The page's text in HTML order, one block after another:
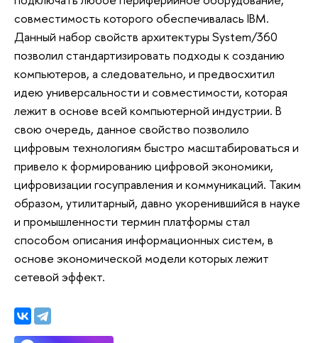
совместимость которого обеспечивалась IBM.
Данный набор свойств архитектуры System/360
позволил стандартизировать подходы к созданию
компьютеров, а следовательно, и предвосхитил
идею универсальности и совместимости, которая
лежит в основе всей компьютерной индустрии. В
свою очередь, данное свойство позволило
цифровым технологиям быстро масштабироваться и
привело к формированию цифровой экономики,
цифровизации госуправления и коммуникаций. Таким
образом, утилитарный, давно укоренившийся в науке
и промышленности термин платформы стал
способом описания информационных систем, в
основе экономической модели которых лежит
сетевой эффект.